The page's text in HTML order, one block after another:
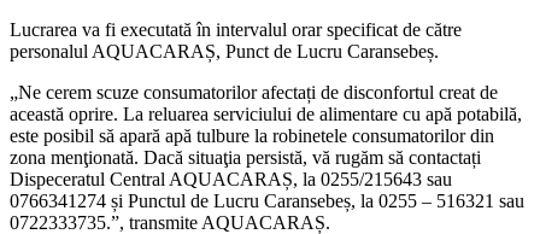
Lucrarea va fi executată în intervalul orar specificat de către
personalul AQUACARAȘ, Punct de Lucru Caransebeș.
„Ne cerem scuze consumatorilor afectați de disconfortul creat de
această oprire. La reluarea serviciului de alimentare cu apă potabilă,
este posibil să apară apă tulbure la robinetele consumatorilor din
zona menţionată. Dacă situaţia persistă, vă rugăm să contactați
Dispeceratul Central AQUACARAȘ, la 0255/215643 sau
0766341274 și Punctul de Lucru Caransebeș, la 0255 – 516321 sau
0722333735.”, transmite AQUACARAȘ.